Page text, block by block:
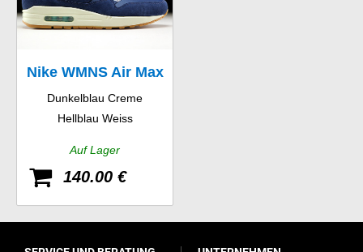
Nike WMNS Air Max
1 Print
Dunkelblau Creme
Hellblau Weiss
Auf Lager
140.00 €